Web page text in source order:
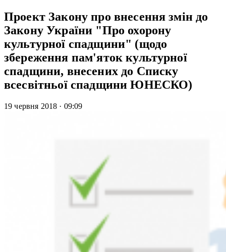
Проект Закону про внесення змін до
Закону України "Про охорону
культурної спадщини" (щодо
збереження пам'яток культурної
спадщини, внесених до Списку
всесвітньої спадщини ЮНЕСКО)
19 червня 2018 · 09:09